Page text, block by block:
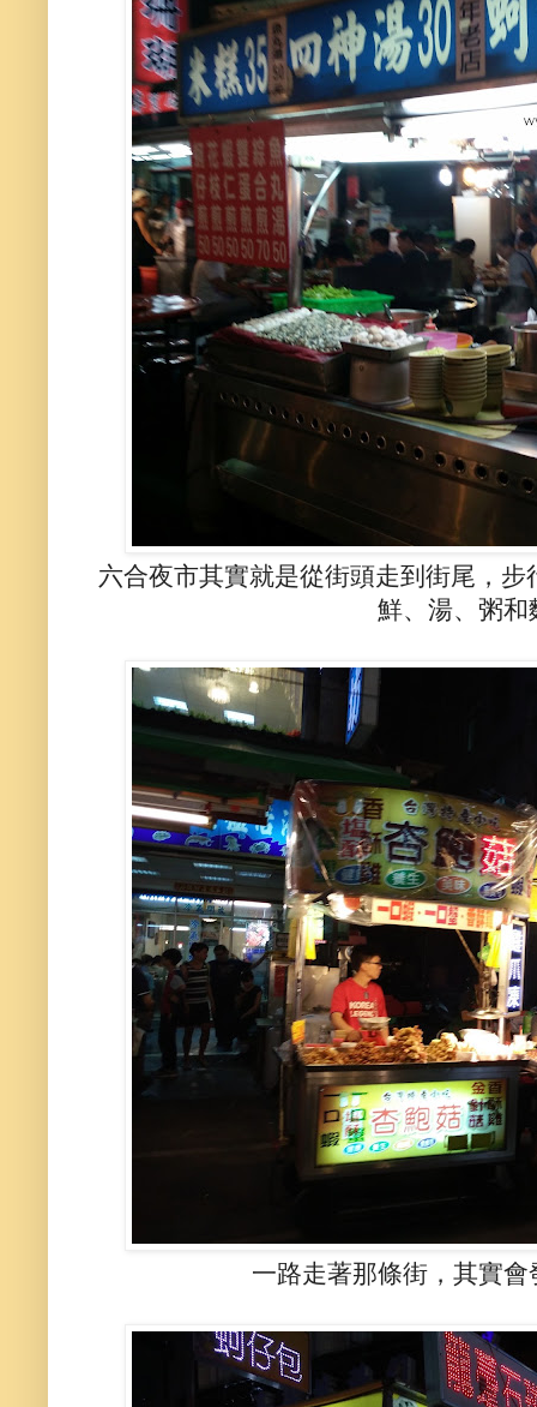
六合夜市其實就是從街頭走到街尾，
鮮、湯、粥和
一路走著那條街，其實